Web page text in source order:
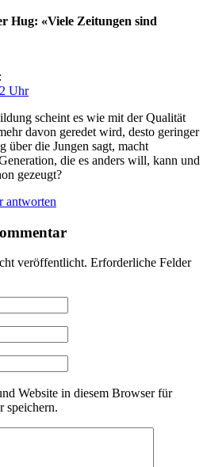
Hug: «Viele Zeitungen sind
Uhr
scheint es wie mit der Qualität
davon geredet wird, desto geringer
über die Jungen sagt, macht
die es anders will, kann und
gezeugt?
antworten
veröffentlicht. Erforderliche Felder
Website in diesem Browser für
speichern.